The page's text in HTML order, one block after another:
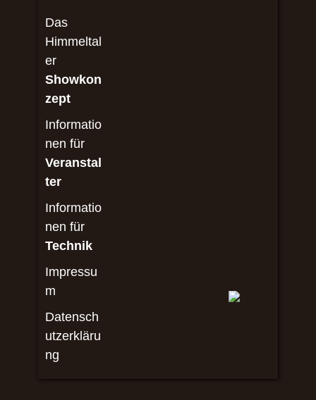
Das
Himmeltal
er
Showkon
zept
Informatio
nen für
Veranstal
ter
Informatio
nen für
Technik
Impressu
m
Datensch
utzerkläru
ng